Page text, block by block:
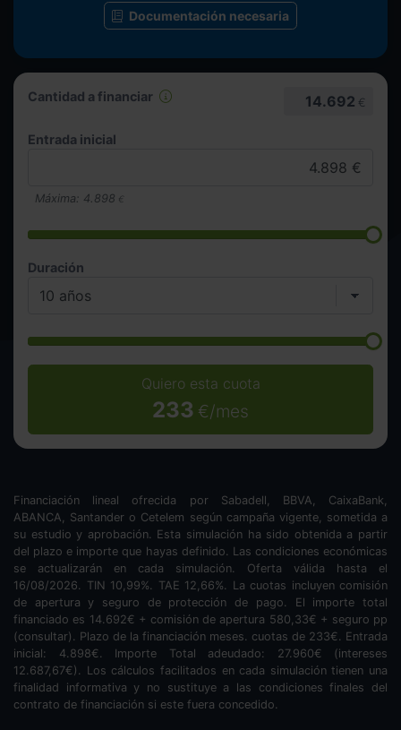
Cantidad a financiar 14.692 €
Entrada inicial
Máxima: 4.898 €
Duración
Quiero esta cuota
233 €/mes
Documentación necesaria
Financiación lineal ofrecida por Sabadell, BBVA, CaixaBank,
ABANCA, Santander o Cetelem según campaña vigente, sometida a
su estudio y aprobación. Esta simulación ha sido obtenida a partir
del plazo e importe que hayas definido. Las condiciones económicas
se actualizarán en cada simulación. Oferta válida hasta el
16/08/2026. TIN 10,99%. TAE 12,66%. La cuotas incluyen comisión
de apertura y seguro de protección de pago. El importe total
financiado es 14.692€ + comisión de apertura 580,33€ + seguro pp
(consultar). Plazo de la financiación meses. cuotas de 233€. Entrada
inicial: 4.898€. Importe Total adeudado: 27.960€ (intereses
12.687,67€). Los cálculos facilitados en cada simulación tienen una
finalidad informativa y no sustituye a las condiciones finales del
contrato de financiación si este fuera concedido.